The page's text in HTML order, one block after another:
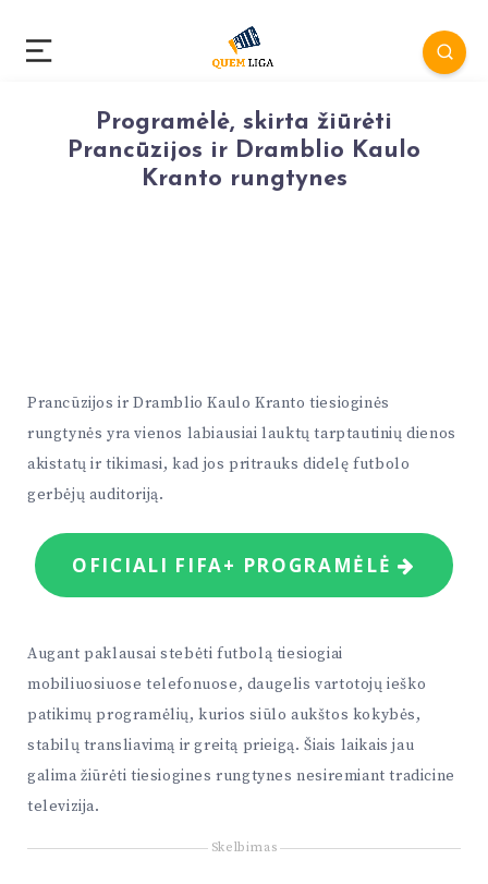
Programėlė, skirta žiūrėti
Prancūzijos ir Dramblio Kaulo
Kranto rungtynes
Prancūzijos ir Dramblio Kaulo Kranto tiesioginės
rungtynės yra vienos labiausiai lauktų tarptautinių dienos
akistatų ir tikimasi, kad jos pritrauks didelę futbolo
gerbėjų auditoriją.
OFICIALI FIFA+ PROGRAMĖLĖ
Augant paklausai stebėti futbolą tiesiogiai
mobiliuosiuose telefonuose, daugelis vartotojų ieško
patikimų programėlių, kurios siūlo aukštos kokybės,
stabilų transliavimą ir greitą prieigą. Šiais laikais jau
galima žiūrėti tiesiogines rungtynes nesiremiant tradicine
televizija.
Skelbimas